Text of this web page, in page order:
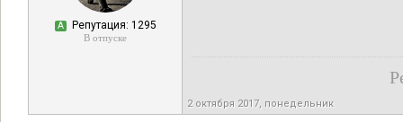
А Репутация: 1295
В отпуске
2 октября 2017, понедельник